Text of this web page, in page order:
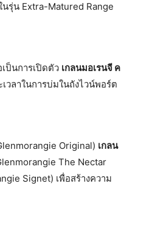
รุ่น Extra-Matured Range
ป็นการเปิดตัว เกลนมอเรนจี ค
วลาในการบ่มในถังไวน์พอร์ต
Original) เกลน
The Nectar
Signet) เพื่อสร้างความ